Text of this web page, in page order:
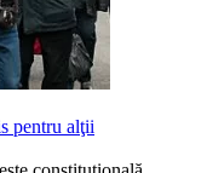
pentru alţii